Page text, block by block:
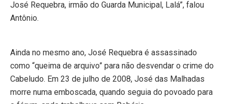
José Requebra, irmão do Guarda Municipal, Lalá”, falou
Antônio.
Ainda no mesmo ano, José Requebra é assassinado
como “queima de arquivo” para não desvendar o crime do
Cabeludo. Em 23 de julho de 2008, José das Malhadas
morre numa emboscada, quando seguia do povoado para